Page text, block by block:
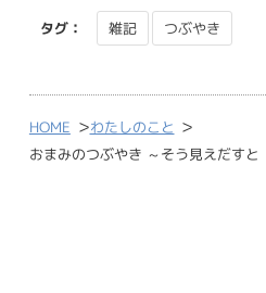
タグ： 雑記 つぶやき
HOME >わたしのこと >
おまみのつぶやき ～そう見えだすと